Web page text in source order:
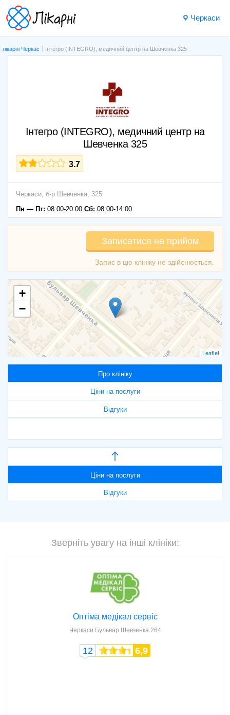
Черкаси
лікарні Черкас Інтегро (INTEGRO), медичний центр на Шевченка 325
Інтегро (INTEGRO), медичний центр на
Шевченка 325
3.7
Черкаси, б-р Шевченка, 325
Пн — Пт: 08:00-20:00 Сб: 08:00-14:00
Записатися на прийом
+
−
Leaflet
Про клініку
Ціни на послуги
Відгуки
Ціни на послуги
Відгуки
Зверніть увагу на інші клініки:
Оптіма медікал сервіс
Черкаси Бульвар Шевченка 264
12 6,9